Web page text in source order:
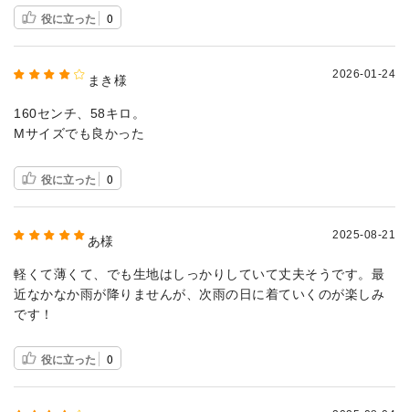
役に立った 0
まき様 2026-01-24
160センチ、58キロ。
Mサイズでも良かった
役に立った 0
あ様 2025-08-21
軽くて薄くて、でも生地はしっかりしていて丈夫そうです。最
近なかなか雨が降りませんが、次雨の日に着ていくのが楽しみ
です！
役に立った 0